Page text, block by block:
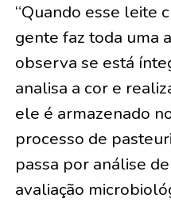
“Quando esse leite
gente faz toda uma
observa se está
analisa a cor e
ele é armazenado
processo de
passa por análise
avaliação